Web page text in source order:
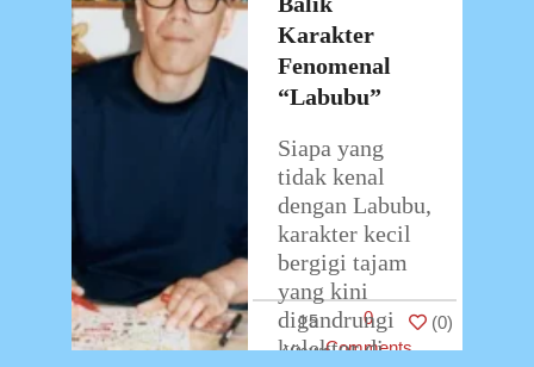
Karakter
Fenomenal
“Labubu”
Siapa yang
tidak kenal
dengan Labubu,
karakter kecil
bergigi tajam
yang kini
digandrungi
kolektor di
15
0
Comments
(0)